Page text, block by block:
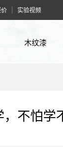
实验视频
木纹漆
不怕学